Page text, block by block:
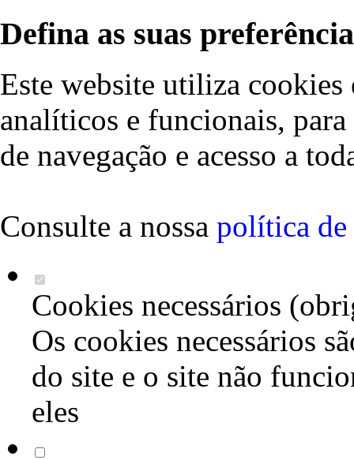
Defina as suas
Este website utiliza cookies
analíticos e funcionais,
de navegação e acesso a
Consulte a nossa política de
Cookies necessários
Os cookies necessários
do site e o site não
eles